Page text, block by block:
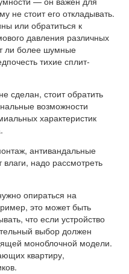
не стоит его откладывать.
или обратиться к
давления различных
ли более шумные
тихие сплит-
сделан, стоит обратить
возможности
характеристик
антивандальные
надо рассмотреть
опираться на
это может быть
что если устройство
выбор должен
моноблочной модели.
квартиру,